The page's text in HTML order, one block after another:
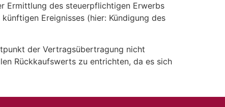
Ermittlung des steuerpflichtigen Erwerbs
Ereignisses (hier: Kündigung des
der Vertragsübertragung nicht
Rückkaufswerts zu entrichten, da es sich